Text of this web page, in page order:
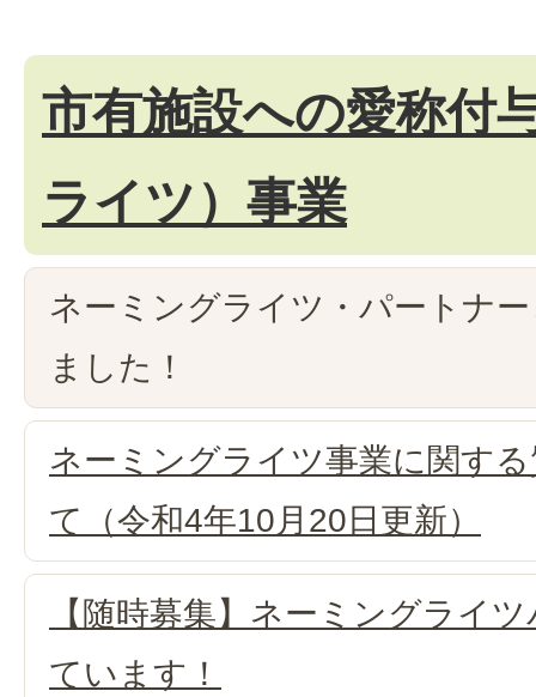
市有施設への愛称付
ライツ）事業
ネーミングライツ・パートナ
ました！
ネーミングライツ事業に関す
て（令和4年10月20日更新）
【随時募集】ネーミングライ
ています！